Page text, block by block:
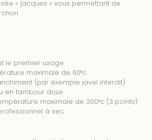
« jacques » vous permettant de
le premier usage
maximale de 60°c
(par exemple javel interdit)
en tambour doux
maximale de 200°c (3 points)
à sec